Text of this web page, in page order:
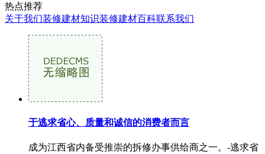
热点推荐
关于我们装修建材知识装修建材百科联系我们
于逃求省心、质量和诚信的消费者而言
成为江西省内备受推崇的拆修办事供给商之一。-逃求省